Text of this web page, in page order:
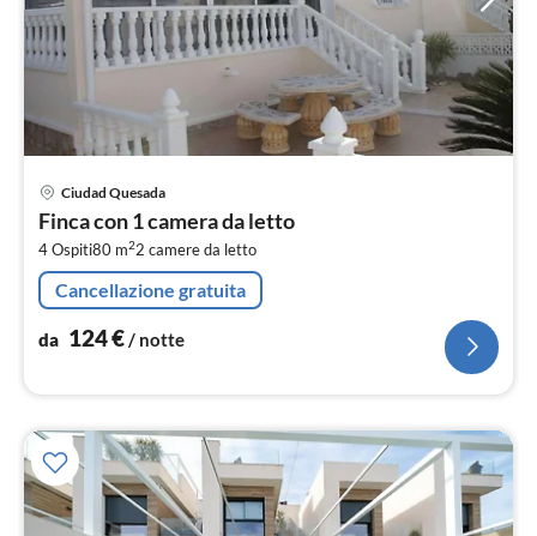
Ciudad Quesada
Finca con 1 camera da letto
4 Ospiti80 m22 camere da letto
Cancellazione gratuita
da 124€/ notte